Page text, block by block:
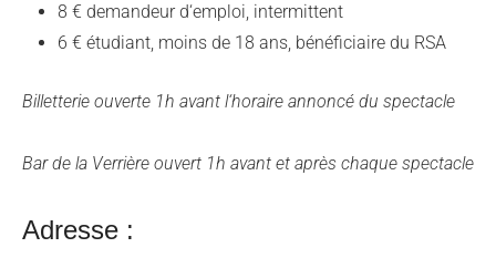
8 € demandeur d‘emploi, intermittent
6 € étudiant, moins de 18 ans, bénéficiaire du RSA
Billetterie ouverte 1h avant l‘horaire annoncé du spectacle
Bar de la Verrière ouvert 1h avant et après chaque spectacle
Adresse :